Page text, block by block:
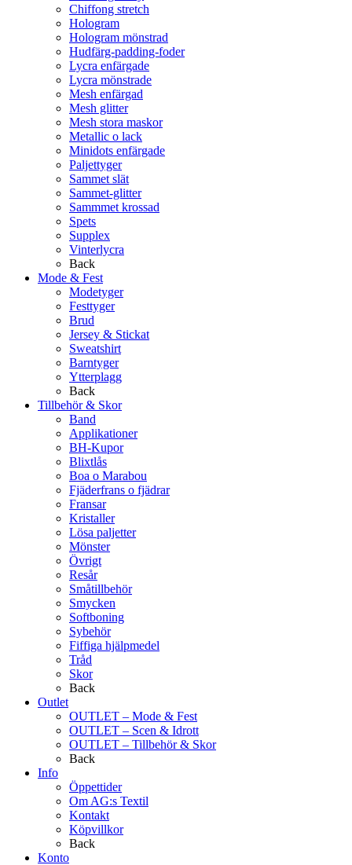
Chiffong stretch
Hologram
Hologram mönstrad
Hudfärg-padding-foder
Lycra enfärgade
Lycra mönstrade
Mesh enfärgad
Mesh glitter
Mesh stora maskor
Metallic o lack
Minidots enfärgade
Paljettyger
Sammet slät
Sammet-glitter
Sammmet krossad
Spets
Supplex
Vinterlycra
Back
Mode & Fest
Modetyger
Festtyger
Brud
Jersey & Stickat
Sweatshirt
Barntyger
Ytterplagg
Back
Tillbehör & Skor
Band
Applikationer
BH-Kupor
Blixtlås
Boa o Marabou
Fjäderfrans o fjädrar
Fransar
Kristaller
Lösa paljetter
Mönster
Övrigt
Resår
Småtillbehör
Smycken
Softboning
Sybehör
Fiffiga hjälpmedel
Tråd
Skor
Back
Outlet
OUTLET – Mode & Fest
OUTLET – Scen & Idrott
OUTLET – Tillbehör & Skor
Back
Info
Öppettider
Om AG:s Textil
Kontakt
Köpvillkor
Back
Konto